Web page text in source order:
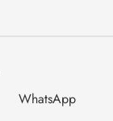
WhatsApp